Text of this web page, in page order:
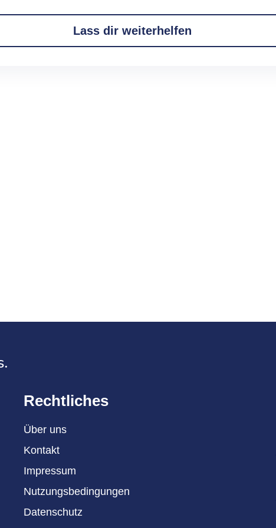
Lass dir weiterhelfen
Rechtliches
Über uns
Kontakt
Impressum
Nutzungsbedingungen
Datenschutz